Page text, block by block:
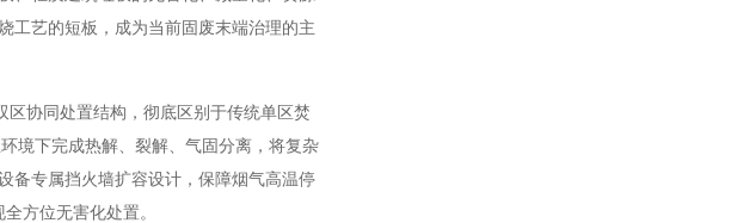
工艺的短板，成为当前固废末端治理的主
协同处置结构，彻底区别于传统单区焚
境下完成热解、裂解、气固分离，将复杂
备专属挡火墙扩容设计，保障烟气高温停
方位无害化处置。